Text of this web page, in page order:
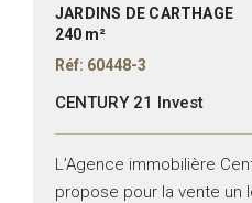
JARDINS DE CARTHAGE
240 m²
Réf: 60448-3
CENTURY 21 Invest
L’Agence immobilière
propose pour la vente un